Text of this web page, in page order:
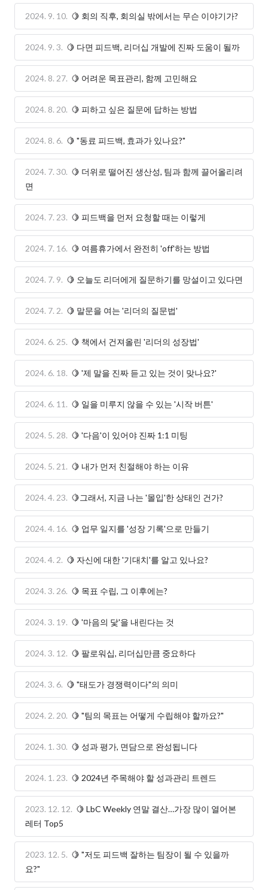
2024. 9. 10. 🍋 회의 직후, 회의실 밖에서는 무슨 이야기가?
2024. 9. 3. 🍋 다면 피드백, 리더십 개발에 진짜 도움이 될까
2024. 8. 27. 🍋 어려운 목표관리, 함께 고민해요
2024. 8. 20. 🍋 피하고 싶은 질문에 답하는 방법
2024. 8. 6. 🍋 "동료 피드백, 효과가 있나요?"
2024. 7. 30. 🍋 더위로 떨어진 생산성, 팀과 함께 끌어올리려
면
2024. 7. 23. 🍋 피드백을 먼저 요청할 때는 이렇게
2024. 7. 16. 🍋 여름휴가에서 완전히 'off'하는 방법
2024. 7. 9. 🍋 오늘도 리더에게 질문하기를 망설이고 있다면
2024. 7. 2. 🍋 말문을 여는 '리더의 질문법'
2024. 6. 25. 🍋 책에서 건져올린 '리더의 성장법'
2024. 6. 18. 🍋 '제 말을 진짜 듣고 있는 것이 맞나요?'
2024. 6. 11. 🍋 일을 미루지 않을 수 있는 '시작 버튼'
2024. 5. 28. 🍋 '다음'이 있어야 진짜 1:1 미팅
2024. 5. 21. 🍋 내가 먼저 친절해야 하는 이유
2024. 4. 23. 🍋그래서, 지금 나는 '몰입'한 상태인 건가?
2024. 4. 16. 🍋 업무 일지를 '성장 기록'으로 만들기
2024. 4. 2. 🍋 자신에 대한 '기대치'를 알고 있나요?
2024. 3. 26. 🍋 목표 수립, 그 이후에는?
2024. 3. 19. 🍋 '마음의 닻'을 내린다는 것
2024. 3. 12. 🍋 팔로워십, 리더십만큼 중요하다
2024. 3. 6. 🍋 "태도가 경쟁력이다"의 의미
2024. 2. 20. 🍋 "팀의 목표는 어떻게 수립해야 할까요?"
2024. 1. 30. 🍋 성과 평가, 면담으로 완성됩니다
2024. 1. 23. 🍋 2024년 주목해야 할 성과관리 트렌드
2023. 12. 12. 🍋 LbC Weekly 연말 결산…가장 많이 열어본
레터 Top5
2023. 12. 5. 🍋 "저도 피드백 잘하는 팀장이 될 수 있을까
요?"